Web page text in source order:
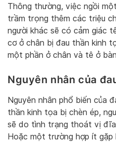
Thông thường, việc ngồi
trầm trọng thêm các triệu
người khác sẽ có cảm giác
cơ ở chân bị đau thần kinh
một phần ở chân và tê ở
Nguyên nhân của
Nguyên nhân phổ biến của
thần kinh tọa bị chèn ép,
sẽ do tình trạng thoát vị
Hoặc một trường hợp ít gặp